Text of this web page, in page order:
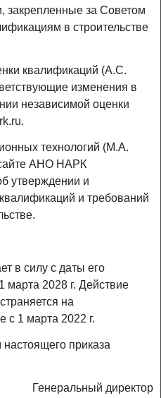
закрепленные за Советом
в строительстве
квалификаций (А.С.
изменения в
независимой оценки
технологий (М.А.
АНО НАРК
утверждении и
и требований
в силу с даты его
марта 2028 г. Действие
на
с 1 марта 2022 г.
приказа
Генеральный директор